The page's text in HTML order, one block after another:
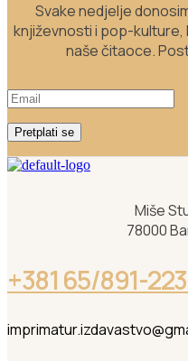
Svake nedjelje
književnosti i pop-kulture,
naše čitaoce.
Pretplati se
Miše
78000
+381 65/891-